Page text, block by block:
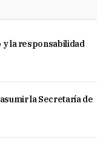
y la responsabilidad
la Secretaría de